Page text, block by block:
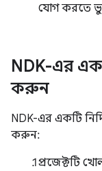
যোগ করতে
NDK-এর
করুন
NDK-এর একটি
করুন:
প্রজেক্টটি